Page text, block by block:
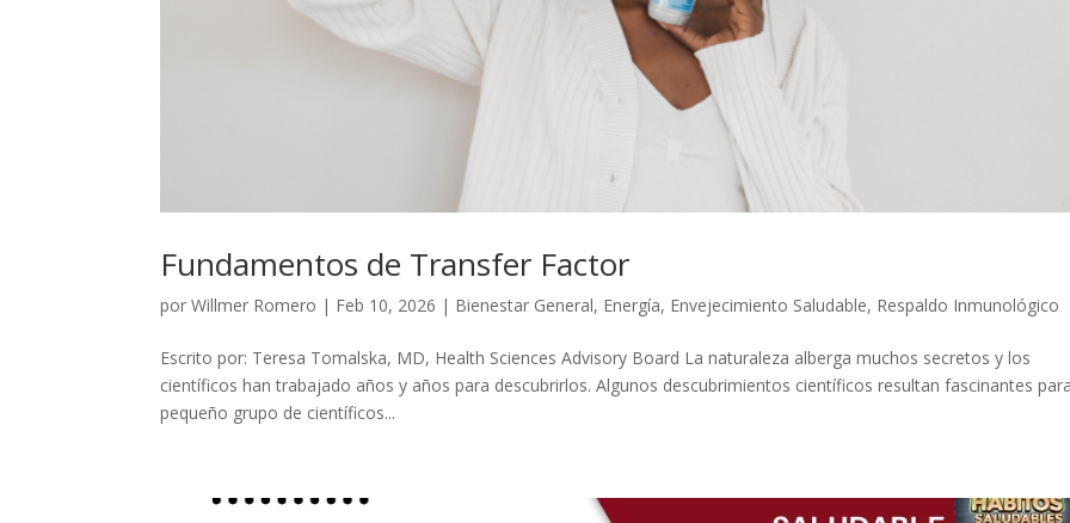
Fundamentos de Transfer Factor
porWillmer Romero | Feb 10, 2026 | Bienestar General, Energía, Envejecimiento Saludable, Respaldo Inmunológico
Escrito por: Teresa Tomalska, MD, Health Sciences Advisory Board La naturaleza alberga muchos secretos y los
científicos han trabajado años y años para descubrirlos. Algunos descubrimientos científicos resultan fascinantes
pequeño grupo de científicos...